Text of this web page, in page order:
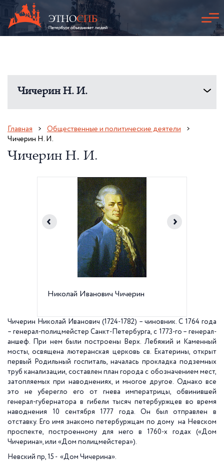
Чичерин Н. И.
Главная
Общественные и политические деятели
Чичерин Н. И.
Чичерин Н. И.
Николай Иванович Чичерин
Чичерин Николай Иванович (1724-1782) – чиновник. С 1764 года
– генерал-полицмейстер Санкт-Петербурга, с 1773-го – генерал-
аншеф. При нем были построены Верх. Лебяжий и Каменный
мосты, освящена лютеранская церковь св. Екатерины, открыт
первый Родильный госпиталь, началась прокладка подземных
труб канализации, составлен план города с обозначением мест,
затопляемых при наводнениях, и многое другое. Однако все
это не уберегло его от гнева императрицы, обвинившей
генерал-губернатора в гибели тысяч петербуржцев во время
наводнения 10 сентября 1777 года. Он был отправлен в
отставку. Его имя знакомо петербуржцам по дому на Невском
проспекте, построенному для него в 1760-х годах («Дом
Чичерина», или «Дом полицмейстера»).
Невский пр, 15 - «Дом Чичерина».